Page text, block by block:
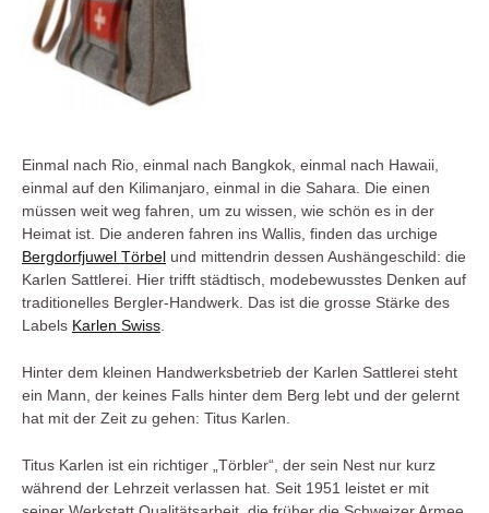
Einmal nach Rio, einmal nach Bangkok, einmal nach Hawaii,
einmal auf den Kilimanjaro, einmal in die Sahara. Die einen
müssen weit weg fahren, um zu wissen, wie schön es in der
Heimat ist. Die anderen fahren ins Wallis, finden das urchige
Bergdorfjuwel Törbel und mittendrin dessen Aushängeschild: die
Karlen Sattlerei. Hier trifft städtisch, modebewusstes Denken auf
traditionelles Bergler-Handwerk. Das ist die grosse Stärke des
Labels Karlen Swiss
Hinter dem kleinen Handwerksbetrieb der Karlen Sattlerei steht
ein Mann, der keines Falls hinter dem Berg lebt und der gelernt
hat mit der Zeit zu gehen: Titus Karlen.
Titus Karlen ist ein richtiger „Törbler“, der sein Nest nur kurz
während der Lehrzeit verlassen hat. Seit 1951 leistet er mit